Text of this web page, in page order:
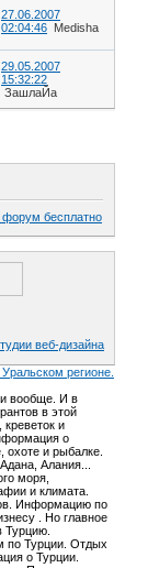
27.06.2007
02:04:46 Medisha
29.05.2007
15:32:22
ЗашлаЙа
форум бесплатно
вообще. И в
в этой
и
о
охоте и рыбалке.
Алания...
моря,
и климата.
Информацию по
. Но главное
Турцию.
по Турции. Отдых
о Турции.